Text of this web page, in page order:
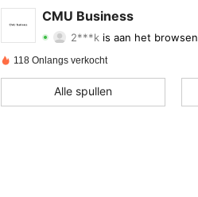
CMU Business
2***k is aan het browsen
4.54 Beoordeling 1.1KArtikelen
4.54 1.1K
118 Onlangs verkocht
Alle spullen